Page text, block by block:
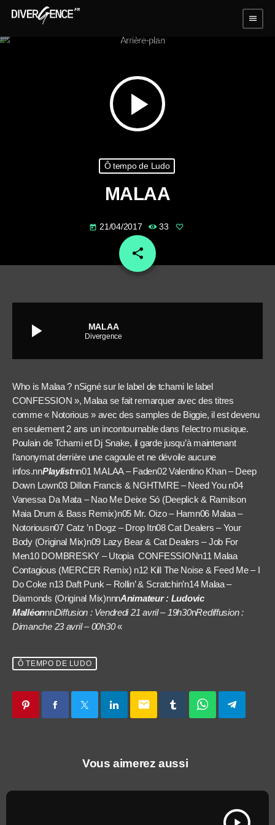
menu
play_arrow
Ô tempo de Ludo
MALAA
today 21/04/2017 33
share
email
play_arrow MALAA
Divergence
Who is Malaa ? nSigné sur le label de tchami le label
CONFESSION », Malaa se fait remarquer avec des titres
comme « Notorious » avec des samples de Biggie, il est devenu
en seulement 2 ans un incontournable dans l’electro musique.
Poulain de Tchami et Dj Snake, il garde jusqu’à maintenant
l’anonymat derrière une cagoule et ne dévoile aucune
infos.nnPlaylistnn01 MALAA – Faden02 Valentino Khan – Deep
Down Lown03 Dillon Francis & NGHTMRE – Need You n04
Vanessa Da Mata – Nao Me Deixe Só (Deeplick & Ramilson
Maia Drum & Bass Remix)n05 Mr. Oizo – Hamn06 Malaa –
Notoriousn07 Catz ’n Dogz – Drop Itn08 Cat Dealers – Your
Body (Original Mix)n09 Lazy Bear & Cat Dealers – Job For
Men10 DOMBRESKY – Utopia CONFESSIONn11 Malaa
Contagious (MERCER Remix) n12 Kill The Noise & Feed Me – I
Do Coke n13 Daft Punk – Rollin’ & Scratchin’n14 Malaa –
Diamonds (Original Mix)nnnAnimateur : Ludovic
MalléonnnDiffusion : Vendredi 21 avril – 19h30nRediffusion :
Dimanche 23 avril – 00h30«
Ô TEMPO DE LUDO
email
Vous aimerez aussi